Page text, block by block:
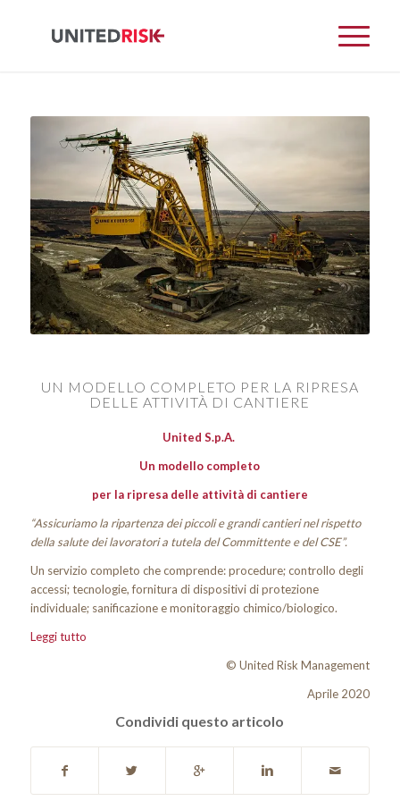
UN MODELLO COMPLETO PER LA RIPRESA
DELLE ATTIVITÀ DI CANTIERE
United S.p.A.
Un modello completo
per la ripresa delle attività di cantiere
“Assicuriamo la ripartenza dei piccoli e grandi cantieri nel rispetto
della salute dei lavoratori a tutela del Committente e del CSE”.
Un servizio completo che comprende: procedure; controllo degli
accessi; tecnologie, fornitura di dispositivi di protezione
individuale; sanificazione e monitoraggio chimico/biologico.
Leggi tutto
© United Risk Management
Aprile 2020
Condividi questo articolo